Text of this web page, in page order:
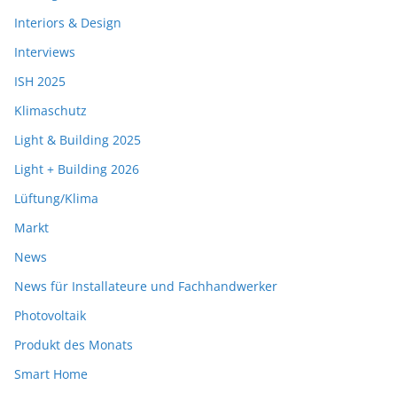
Interiors & Design
Interviews
ISH 2025
Klimaschutz
Light & Building 2025
Light + Building 2026
Lüftung/Klima
Markt
News
News für Installateure und Fachhandwerker
Photovoltaik
Produkt des Monats
Smart Home